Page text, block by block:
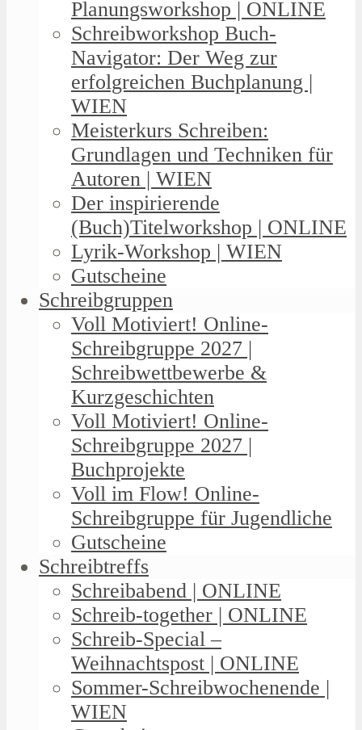
Planungsworkshop | ONLINE
Schreibworkshop Buch-
Navigator: Der Weg zur
erfolgreichen Buchplanung |
WIEN
Meisterkurs Schreiben:
Grundlagen und Techniken für
Autoren | WIEN
Der inspirierende
(Buch)Titelworkshop | ONLINE
Lyrik-Workshop | WIEN
Gutscheine
Schreibgruppen
Voll Motiviert! Online-
Schreibgruppe 2027 |
Schreibwettbewerbe &
Kurzgeschichten
Voll Motiviert! Online-
Schreibgruppe 2027 |
Buchprojekte
Voll im Flow! Online-
Schreibgruppe für Jugendliche
Gutscheine
Schreibtreffs
Schreibabend | ONLINE
Schreib-together | ONLINE
Schreib-Special –
Weihnachtspost | ONLINE
Sommer-Schreibwochenende |
WIEN